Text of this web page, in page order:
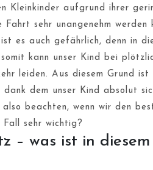
Kleinkinder aufgrund ihrer
sehr unangenehm werden
es auch gefährlich, denn in
kann unser Kind bei
leiden. Aus diesem Grund ist
dem unser Kind absolut
beachten, wenn wir den
Fall sehr wichtig?
– was ist in